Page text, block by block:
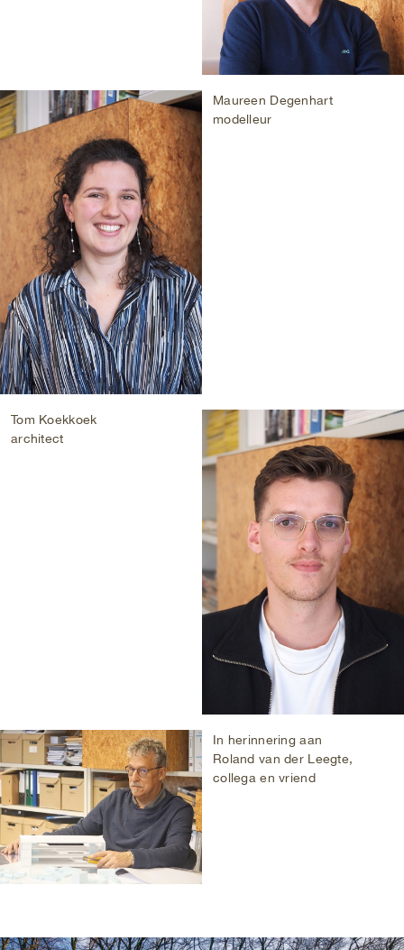
Maureen Degenhart
modelleur
Tom Koekkoek
architect
In herinnering aan
Roland van der Leegte,
collega en vriend